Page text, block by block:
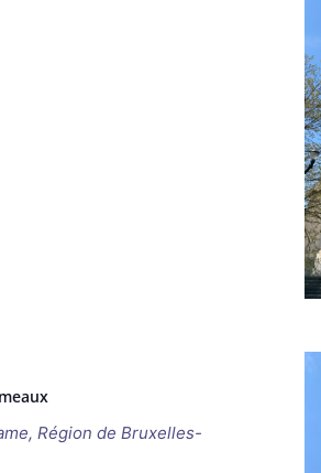
Région de Bruxelles-